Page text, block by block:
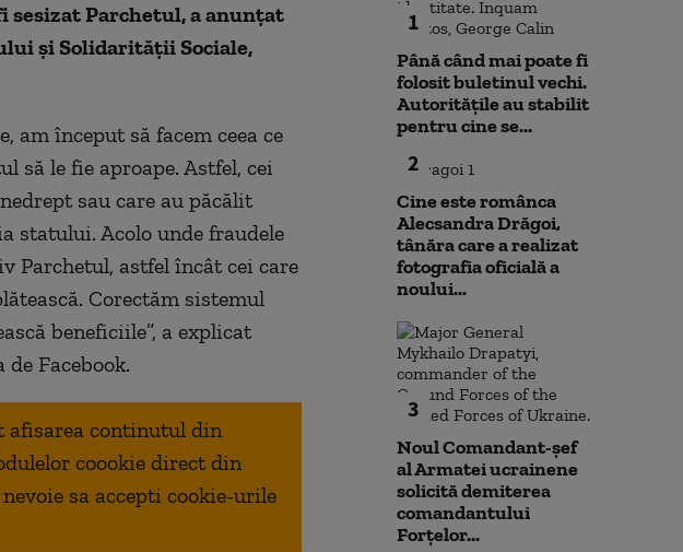
Parchetul, a anunțat
și Solidarității Sociale,
am început să facem ceea ce
să le fie aproape. Astfel, cei
sau care au păcălit
statului. Acolo unde fraudele
Parchetul, astfel încât cei care
Corectăm sistemul
beneficiile”, a explicat
Facebook.
afisarea continutul din
coookie direct din
sa accepti cookie-urile
1
Până când mai poate fi
folosit buletinul vechi.
Autoritățile au stabilit
pentru cine se...
2
Cine este românca
Alecsandra Drăgoi,
tânăra care a realizat
fotografia oficială a
noului...
3
Noul Comandant-șef
al Armatei ucrainene
solicită demiterea
comandantului
Forțelor...